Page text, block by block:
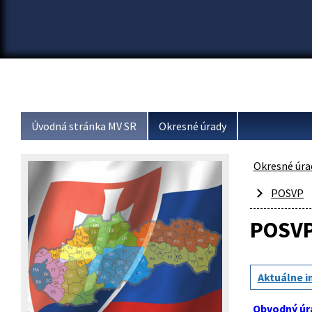
Úvodná stránka MV SR Okresné úrady
Okresné
POSVP
Aktuálne
Obvodný